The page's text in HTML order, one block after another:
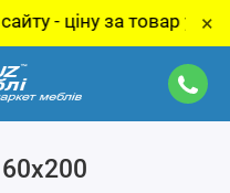
за товар уточнюйте
×